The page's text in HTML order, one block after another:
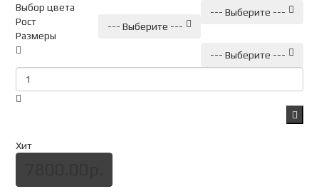
Выбор цвета
--- Выберите ---
Рост
--- Выберите ---
Размеры
--- Выберите ---
Хит